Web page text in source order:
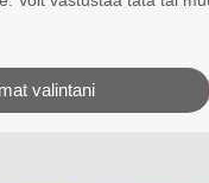
valintani